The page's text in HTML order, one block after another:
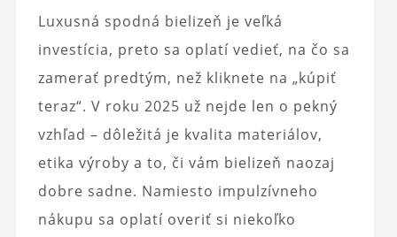
Luxusná spodná bielizeň je veľká
investícia, preto sa oplatí vedieť, na čo sa
zamerať predtým, než kliknete na „kúpiť
teraz“. V roku 2025 už nejde len o pekný
vzhľad – dôležitá je kvalita materiálov,
etika výroby a to, či vám bielizeň naozaj
dobre sadne. Namiesto impulzívneho
nákupu sa oplatí overiť si niekoľko